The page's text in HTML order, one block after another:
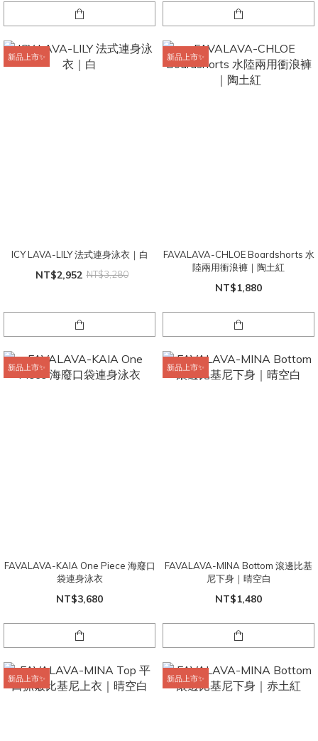
新品上市✨
ICY LAVA-LILY 法式連身泳衣｜白
NT$2,952 NT$3,280
新品上市✨
FAVALAVA-CHLOE Boardshorts 水
陸兩用衝浪褲｜陶土紅
NT$1,880
新品上市✨
FAVALAVA-KAIA One Piece 海廢口
袋連身泳衣
NT$3,680
新品上市✨
FAVALAVA-MINA Bottom 滾邊比基
尼下身｜晴空白
NT$1,480
新品上市✨ 新品上市✨